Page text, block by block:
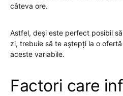
câteva ore.
Astfel, deși este perfect posibil
zi, trebuie să te aștepți la o
aceste variabile.
Factori care